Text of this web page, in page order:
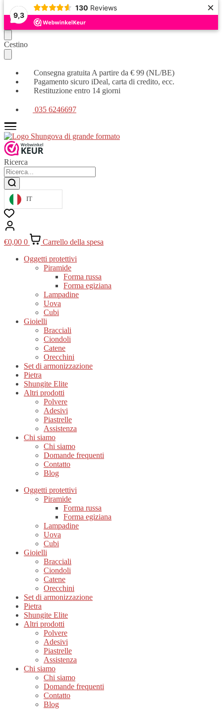
9,3
130 Reviews ×
Continua
la
navigazione
Vai
al
contenuto
Cestino
Consegna gratuita A partire da € 99 (NL/BE)
Pagamento sicuro iDeal, carta di credito, ecc.
Restituzione entro 14 giorni
035 6246697
Ricerca
IT
€0,00 0
Carrello della spesa
Oggetti protettivi
Piramide
Forma russa
Forma egiziana
Lampadine
Uova
Cubi
Gioielli
Bracciali
Ciondoli
Catene
Orecchini
Set di armonizzazione
Pietra
Shungite Elite
Altri prodotti
Polvere
Adesivi
Piastrelle
Assistenza
Chi siamo
Chi siamo
Domande frequenti
Contatto
Blog
Oggetti protettivi
Piramide
Forma russa
Forma egiziana
Lampadine
Uova
Cubi
Gioielli
Bracciali
Ciondoli
Catene
Orecchini
Set di armonizzazione
Pietra
Shungite Elite
Altri prodotti
Polvere
Adesivi
Piastrelle
Assistenza
Chi siamo
Chi siamo
Domande frequenti
Contatto
Blog